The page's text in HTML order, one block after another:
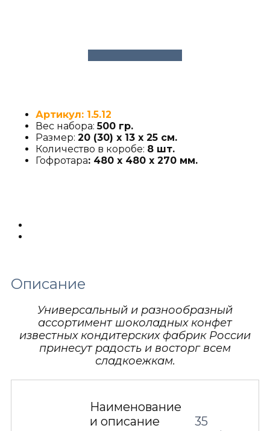
Артикул: 1.5.12
Вес набора:500 гр.
Размер: 20 (30) х 13 х 25 см.
Количество в коробе: 8 шт.
Гофротара: 480 х 480 х 270 мм.
Описание
Универсальный и разнообразный
ассортимент шоколадных конфет
известных кондитерских фабрик России
принесут радость и восторг всем
сладкоежкам.
Наименование
и описание
35